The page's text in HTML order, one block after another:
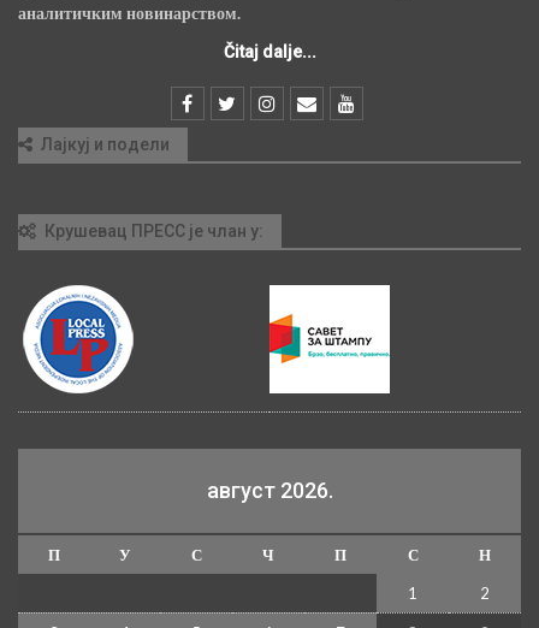
аналитичким новинарством.
Čitaj dalje...
Лајкуј и подели
Крушевац ПРЕСС је члан у:
август 2026.
П У С Ч П С
Н
1
2